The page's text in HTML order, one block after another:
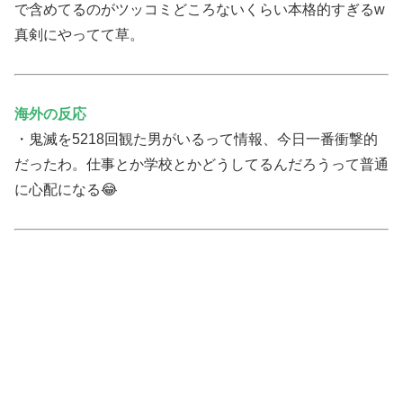
で含めてるのがツッコミどころないくらい本格的すぎるw
真剣にやってて草。
海外の反応
・鬼滅を5218回観た男がいるって情報、今日一番衝撃的
だったわ。仕事とか学校とかどうしてるんだろうって普通
に心配になる😂